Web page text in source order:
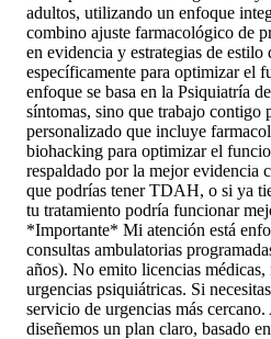
adultos, utilizando un enfoque
combino ajuste farmacológico de
en evidencia y estrategias de estilo
específicamente para optimizar el
enfoque se basa en la Psiquiatría
síntomas, sino que trabajo contigo
personalizado que incluye
biohacking para optimizar el
respaldado por la mejor evidencia
que podrías tener TDAH, o si ya
tu tratamiento podría funcionar
*Importante* Mi atención está
consultas ambulatorias
años). No emito licencias
urgencias psiquiátricas. Si
servicio de urgencias más
diseñemos un plan claro, basado